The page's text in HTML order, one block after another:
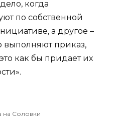
когда
по собственной
а другое –
выполняют приказ,
как бы придает их
на Соловки